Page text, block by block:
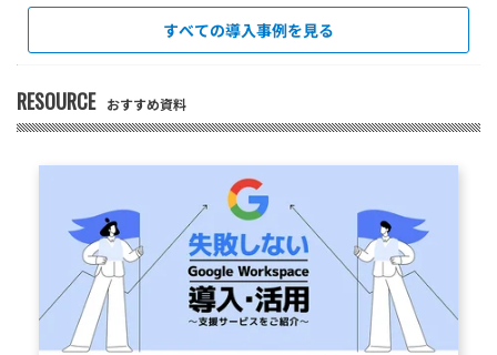
すべての導入事例を見る
RESOURCE おすすめ資料